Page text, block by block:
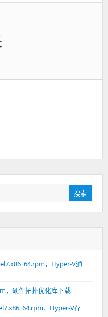
搜索
，Hyper-V通
，硬件拓扑优化库下载
，Hyper-V存